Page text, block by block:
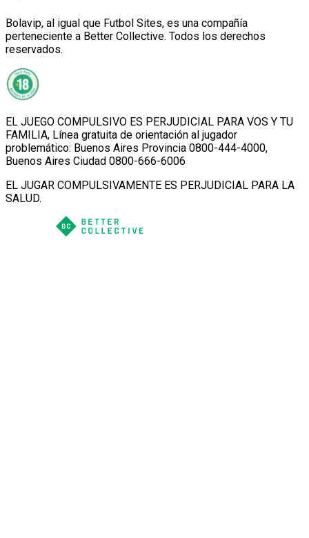
Bolavip, al igual que Futbol Sites, es una compañía
perteneciente a Better Collective. Todos los derechos
reservados.
EL JUEGO COMPULSIVO ES PERJUDICIAL PARA VOS Y TU
FAMILIA, Línea gratuita de orientación al jugador
problemático: Buenos Aires Provincia 0800-444-4000,
Buenos Aires Ciudad 0800-666-6006
EL JUGAR COMPULSIVAMENTE ES PERJUDICIAL PARA LA
SALUD.